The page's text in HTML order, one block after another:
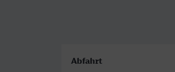
Abfahrt